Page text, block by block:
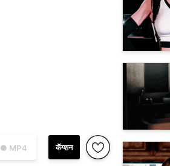
● MP4 कॅप्शन